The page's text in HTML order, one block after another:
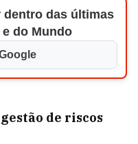
dentro das últimas
do Mundo
de riscos